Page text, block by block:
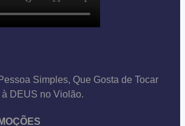
Simples, Que Gosta de Tocar
DEUS no Violão.